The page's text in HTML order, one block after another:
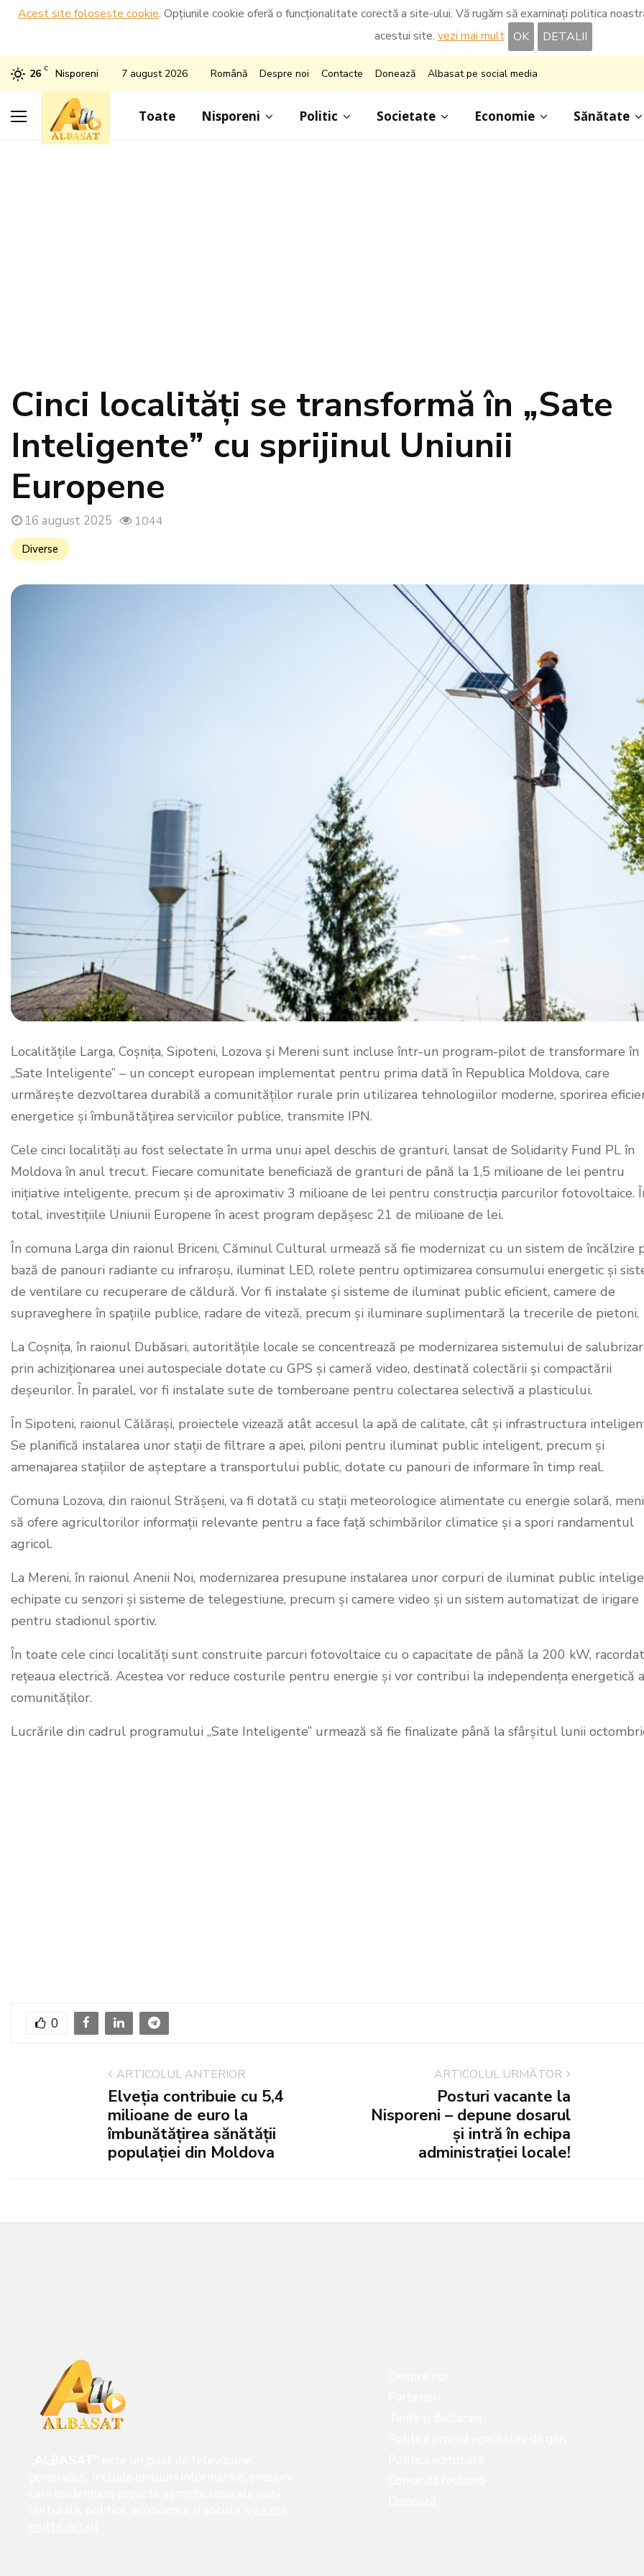
Acest site folosește cookie. Opțiunile cookie oferă o funcționalitate corectă a site-ului. Vă rugăm să examinați politica
acestui site. vezi mai mult OK DETALII
26 C Nisporeni 7 august 2026 Română Despre noi Contacte Donează Albasat pe social media
Toate Nisporeni Politic Societate Economie Sănătate
Cinci localități se transformă în „Sate
Inteligente” cu sprijinul Uniunii
Europene
16 august 2025 1044
Diverse
Localitățile Larga, Coșnița, Sipoteni, Lozova și Mereni sunt incluse într-un program-pilot de transformare în
„Sate Inteligente” – un concept european implementat pentru prima dată în Republica Moldova, care
urmărește dezvoltarea durabilă a comunităților rurale prin utilizarea tehnologiilor moderne, sporirea
energetice și îmbunătățirea serviciilor publice, transmite IPN.
Cele cinci localități au fost selectate în urma unui apel deschis de granturi, lansat de Solidarity Fund PL în
Moldova în anul trecut. Fiecare comunitate beneficiază de granturi de până la 1,5 milioane de lei pentru
inițiative inteligente, precum și de aproximativ 3 milioane de lei pentru construcția parcurilor fotovoltaice.
total, investițiile Uniunii Europene în acest program depășesc 21 de milioane de lei.
În comuna Larga din raionul Briceni, Căminul Cultural urmează să fie modernizat cu un sistem de încălzire
bază de panouri radiante cu infraroșu, iluminat LED, rolete pentru optimizarea consumului energetic și
de ventilare cu recuperare de căldură. Vor fi instalate și sisteme de iluminat public eficient, camere de
supraveghere în spațiile publice, radare de viteză, precum și iluminare suplimentară la trecerile de pietoni.
La Coșnița, în raionul Dubăsari, autoritățile locale se concentrează pe modernizarea sistemului de
prin achiziționarea unei autospeciale dotate cu GPS și cameră video, destinată colectării și compactării
deșeurilor. În paralel, vor fi instalate sute de tomberoane pentru colectarea selectivă a plasticului.
În Sipoteni, raionul Călărași, proiectele vizează atât accesul la apă de calitate, cât și infrastructura
Se planifică instalarea unor stații de filtrare a apei, piloni pentru iluminat public inteligent, precum și
amenajarea stațiilor de așteptare a transportului public, dotate cu panouri de informare în timp real.
Comuna Lozova, din raionul Strășeni, va fi dotată cu stații meteorologice alimentate cu energie solară,
să ofere agricultorilor informații relevante pentru a face față schimbărilor climatice și a spori randamentul
agricol.
La Mereni, în raionul Anenii Noi, modernizarea presupune instalarea unor corpuri de iluminat public
echipate cu senzori și sisteme de telegestiune, precum și camere video și un sistem automatizat de irigare
pentru stadionul sportiv.
În toate cele cinci localități sunt construite parcuri fotovoltaice cu o capacitate de până la 200 kW,
rețeaua electrică. Acestea vor reduce costurile pentru energie și vor contribui la independența energetică a
comunităților.
Lucrările din cadrul programului „Sate Inteligente” urmează să fie finalizate până la sfârșitul lunii
0
ARTICOLUL ANTERIOR
Elveția contribuie cu 5,4
milioane de euro la
îmbunătățirea sănătății
populației din Moldova
ARTICOLUL URMĂTOR
Posturi vacante la
Nisporeni – depune dosarul
și intră în echipa
administrației locale!